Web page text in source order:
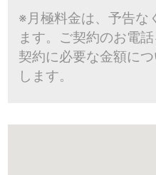
※月極料金は、予告な
ます。ご契約のお電
契約に必要な金額に
します。